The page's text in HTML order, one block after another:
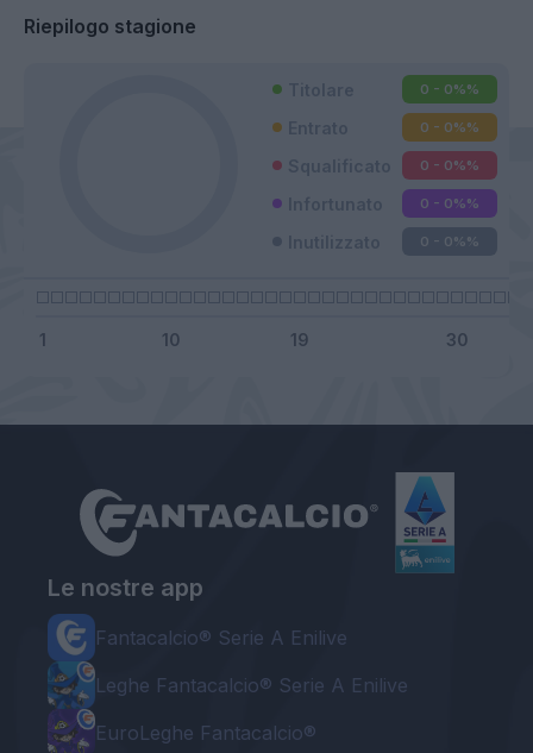
Riepilogo stagione
0 - 0%%
0 - 0%%
0 - 0%%
0 - 0%%
0 - 0%%
Le nostre app
Fantacalcio® Serie A Enilive
Leghe Fantacalcio® Serie A Enilive
EuroLeghe Fantacalcio®